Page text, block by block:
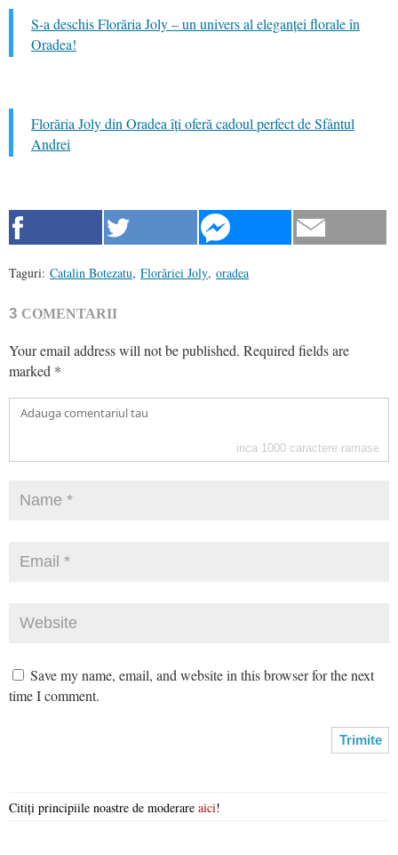
S-a deschis Florăria Joly – un univers al eleganței florale în
Oradea!
Florăria Joly din Oradea îți oferă cadoul perfect de Sfântul
Andrei
Taguri: Catalin Botezatu, Florăriei Joly, oradea
3 COMENTARII
Your email address will not be published. Required fields are
marked *
inca 1000 caractere ramase
Save my name, email, and website in this browser for the next
time I comment.
Citiți principiile noastre de moderare aici!